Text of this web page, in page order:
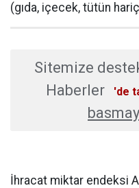
(gıda, içecek, tütün
Sitemize
Haberler
'de
İhracat miktar endeksi